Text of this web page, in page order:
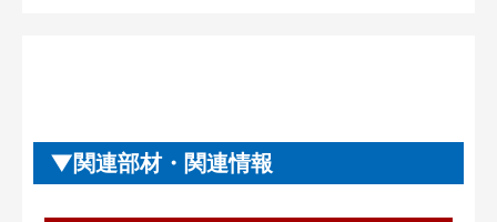
関連部材・関連情報